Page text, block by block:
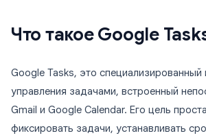
Что такое Google
Google Tasks, это специализированный
управления задачами, встроенный
Gmail и Google Calendar. Его цель
фиксировать задачи, устанавливать